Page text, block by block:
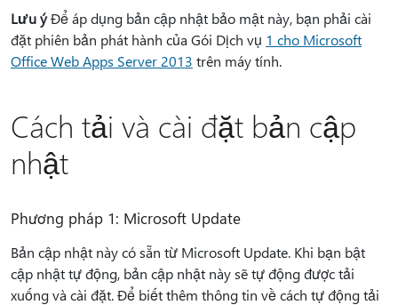
Lưu ýĐể áp dụng bản cập nhật bảo mật này, bạn phải cài
đặt phiên bản phát hành của Gói Dịch vụ 1 cho Microsoft
Office Web Apps Server 2013 trên máy tính.
Cách tải và cài đặt bản cập
nhật
Phương pháp 1: Microsoft Update
Bản cập nhật này có sẵn từ Microsoft Update. Khi bạn bật
cập nhật tự động, bản cập nhật này sẽ tự động được tải
xuống và cài đặt. Để biết thêm thông tin về cách tự động tải